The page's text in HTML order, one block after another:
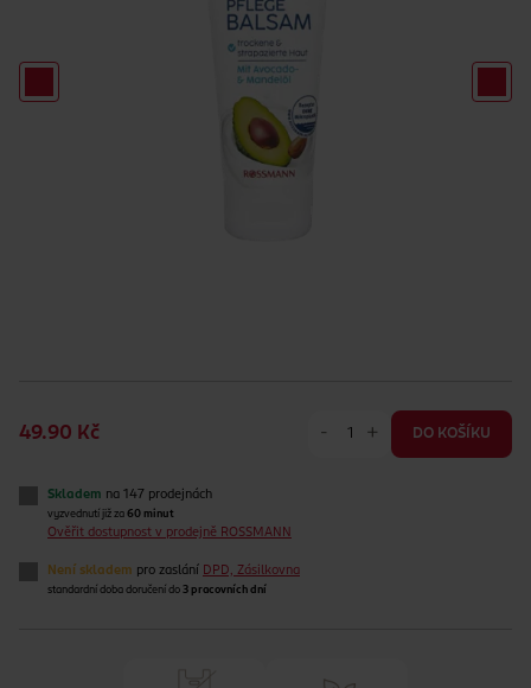
49.90 Kč - + DO KOŠÍKU
Skladem na 147 prodejnách
vyzvednutí již za 60 minut
Ověřit dostupnost v prodejně ROSSMANN
Není skladem pro zaslání DPD, Zásilkovna
standardní doba doručení do 3 pracovních dní